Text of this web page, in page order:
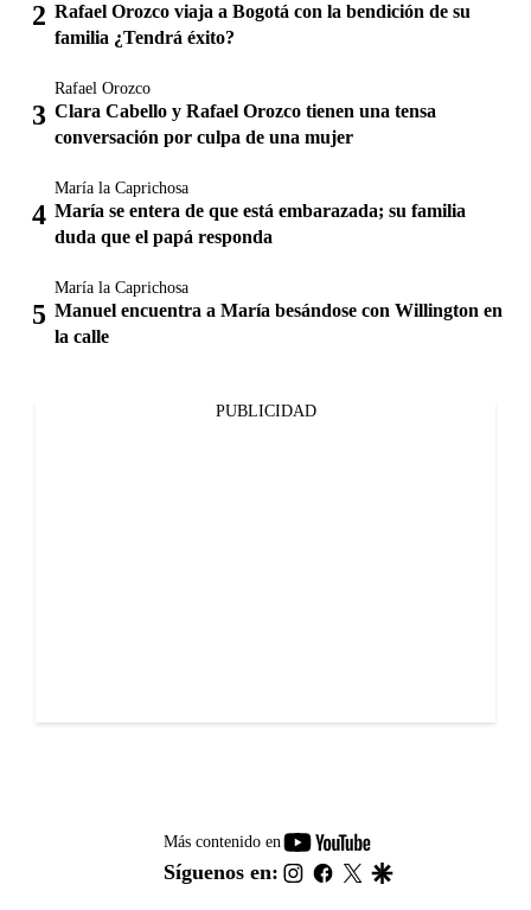
Rafael Orozco viaja a Bogotá con la bendición de su
familia ¿Tendrá éxito?
Rafael Orozco
Clara Cabello y Rafael Orozco tienen una tensa
conversación por culpa de una mujer
María la Caprichosa
María se entera de que está embarazada; su familia
duda que el papá responda
María la Caprichosa
Manuel encuentra a María besándose con Willington en
la calle
PUBLICIDAD
Más contenido en
youtube-
footer
Síguenos en: instagram
facebook
twitter